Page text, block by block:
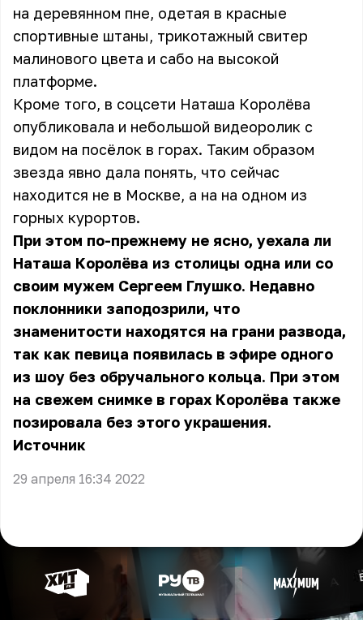
на деревянном пне, одетая в красные
спортивные штаны, трикотажный свитер
малинового цвета и сабо на высокой
платформе.
Кроме того, в соцсети Наташа Королёва
опубликовала и небольшой видеоролик с
видом на посёлок в горах. Таким образом
звезда явно дала понять, что сейчас
находится не в Москве, а на на одном из
горных курортов.
При этом по-прежнему не ясно, уехала ли
Наташа Королёва из столицы одна или со
своим мужем Сергеем Глушко. Недавно
поклонники заподозрили, что
знаменитости находятся на грани развода,
так как певица появилась в эфире одного
из шоу без обручального кольца. При этом
на свежем снимке в горах Королёва также
позировала без этого украшения.
Источник
29 апреля 16:34 2022